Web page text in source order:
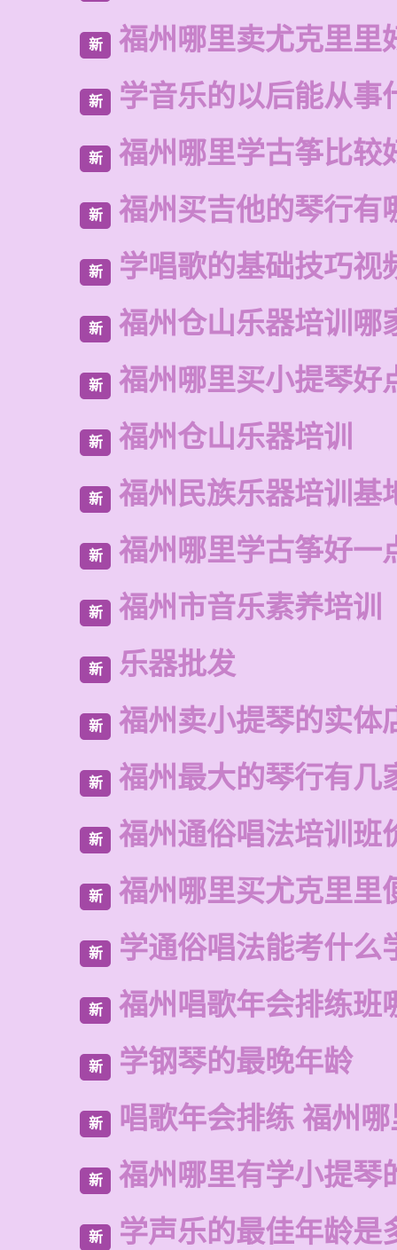
新 福州哪里卖尤克里里
新 学音乐的以后能从事
新 福州哪里学古筝比较
新 福州买吉他的琴行有
新 学唱歌的基础技巧视
新 福州仓山乐器培训哪
新 福州哪里买小提琴好
新 福州仓山乐器培训
新 福州民族乐器培训基
新 福州哪里学古筝好一
新 福州市音乐素养培训
新 乐器批发
新 福州卖小提琴的实体
新 福州最大的琴行有几
新 福州通俗唱法培训班
新 福州哪里买尤克里里
新 学通俗唱法能考什么
新 福州唱歌年会排练班
新 学钢琴的最晚年龄
新 唱歌年会排练 福州
新 福州哪里有学小提琴
新 学声乐的最佳年龄是